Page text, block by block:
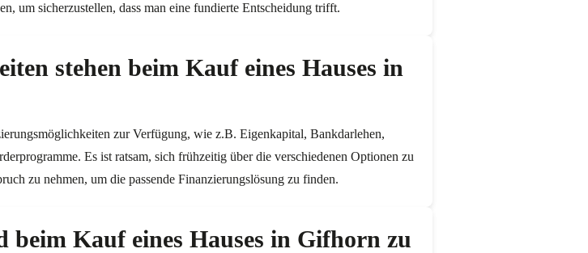
um sicherzustellen, dass man eine fundierte Entscheidung trifft.
stehen beim Kauf eines Hauses in
zur Verfügung, wie z.B. Eigenkapital, Bankdarlehen,
Es ist ratsam, sich frühzeitig über die verschiedenen Optionen zu
zu nehmen, um die passende Finanzierungslösung zu finden.
beim Kauf eines Hauses in Gifhorn zu